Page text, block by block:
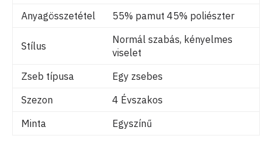
Anyagösszetétel
55% pamut 45% poliészter
Stílus
Normál szabás, kényelmes
viselet
Zseb típusa
Egy zsebes
Szezon
4 Évszakos
Minta
Egyszínű